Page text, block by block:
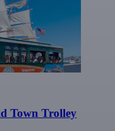
Town Trolley